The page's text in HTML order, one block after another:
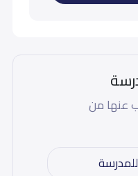
عنها من